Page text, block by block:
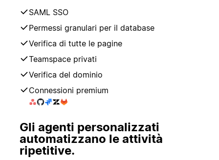
SAML SSO
Permessi granulari per il database
Verifica di tutte le pagine
Teamspace privati
Verifica del dominio
Connessioni premium
Gli agenti personalizzati
automatizzano le attività
ripetitive.